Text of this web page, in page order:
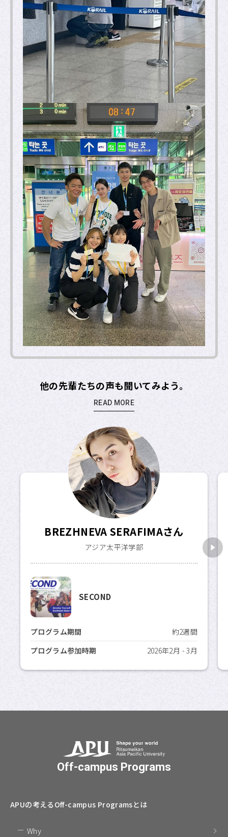
他の先輩たちの声も聞いてみよう。
READ MORE
BREZHNEVA SERAFIMAさん
アジア太平洋学部
SECOND
プログラム期間
約2週間
プログラム参加時期
2026年2月 - 3月
Off-campus Programs
APUの考える Off-campus Programsとは
Why